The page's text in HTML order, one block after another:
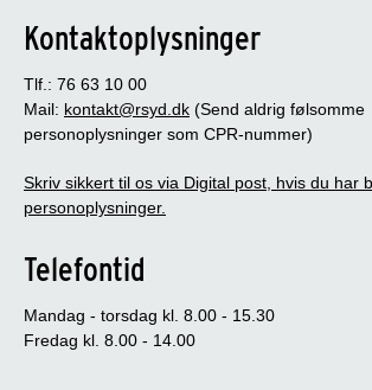
Kontaktoplysninger
Tlf.: 76 63 10 00
Mail: kontakt@rsyd.dk (Send aldrig følsomme
personoplysninger som CPR-nummer)
Skriv sikkert til os via Digital post, hvis du har
personoplysninger.
Telefontid
Mandag - torsdag kl. 8.00 - 15.30
Fredag kl. 8.00 - 14.00